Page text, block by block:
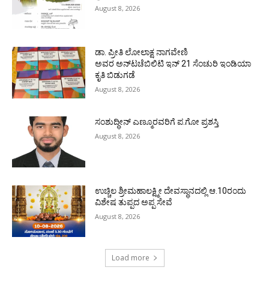
August 8, 2026
ಡಾ. ಪ್ರೀತಿ ಲೋಲಾಕ್ಷ ನಾಗವೇಣಿ
ಅವರ ಅನ್‌ಟಚೆಬಿಲಿಟಿ ಇನ್ 21 ಸೆಂಚುರಿ ಇಂಡಿಯಾ
ಕೃತಿ ಬಿಡುಗಡೆ
August 8, 2026
ಸಂಶುದ್ಧೀನ್ ಎಣ್ಮೂರವರಿಗೆ ಪ.ಗೋ ಪ್ರಶಸ್ತಿ
August 8, 2026
ಉಚ್ಚಿಲ ಶ್ರೀಮಹಾಲಕ್ಷ್ಮೀ ದೇವಸ್ಥಾನದಲ್ಲಿ ಆ.10ರಂದು
ವಿಶೇಷ ತುಪ್ಪದ ಅಪ್ಪ ಸೇವೆ
August 8, 2026
Load more